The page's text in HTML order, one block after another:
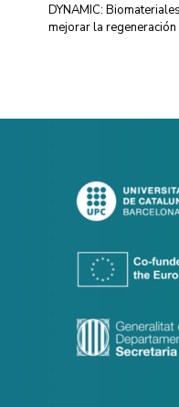
DYNAMIC:
mejorar la regeneración